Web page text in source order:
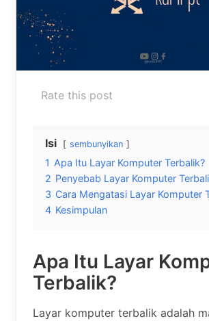
Rate this post
Isi sembunyikan
1 Apa Itu Layar Komputer Terbalik?
2 Penyebab Layar Komputer
3 Cara Mengatasi Layar Komputer
4 Kesimpulan
Apa Itu Layar
Terbalik?
Layar komputer terbalik adalah